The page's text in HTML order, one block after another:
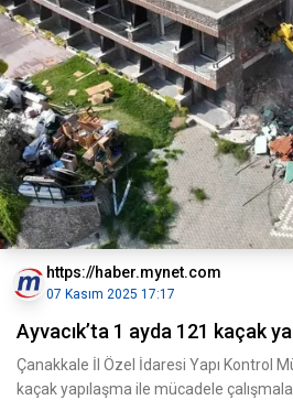
https://haber.mynet.com
07 Kasım 2025 17:17
Ayvacık’ta 1 ayda 121 kaçak
Çanakkale İl Özel İdaresi Yapı Kontrol
kaçak yapılaşma ile mücadele